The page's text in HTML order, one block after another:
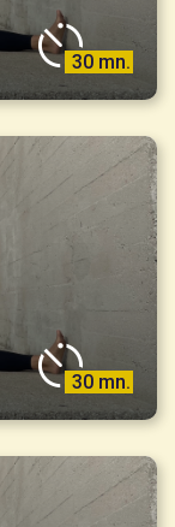
30 mn.
30 mn.